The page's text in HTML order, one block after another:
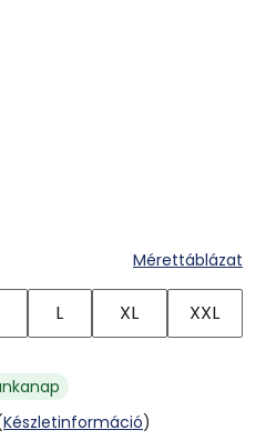
Mérettáblázat
L XL XXL
Készletinformáció)